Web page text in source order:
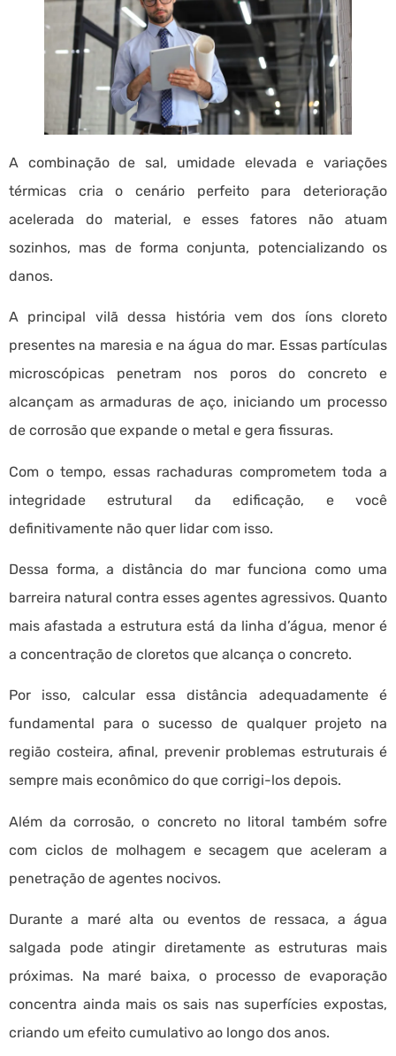
A combinação de sal, umidade elevada e variações
térmicas cria o cenário perfeito para deterioração
acelerada do material, e esses fatores não atuam
sozinhos, mas de forma conjunta, potencializando os
danos.
A principal vilã dessa história vem dos íons cloreto
presentes na maresia e na água do mar. Essas partículas
microscópicas penetram nos poros do concreto e
alcançam as armaduras de aço, iniciando um processo
de corrosão que expande o metal e gera fissuras.
Com o tempo, essas rachaduras comprometem toda a
integridade estrutural da edificação, e você
definitivamente não quer lidar com isso.
Dessa forma, a distância do mar funciona como uma
barreira natural contra esses agentes agressivos. Quanto
mais afastada a estrutura está da linha d’água, menor é
a concentração de cloretos que alcança o concreto.
Por isso, calcular essa distância adequadamente é
fundamental para o sucesso de qualquer projeto na
região costeira, afinal, prevenir problemas estruturais é
sempre mais econômico do que corrigi-los depois.
Além da corrosão, o concreto no litoral também sofre
com ciclos de molhagem e secagem que aceleram a
penetração de agentes nocivos.
Durante a maré alta ou eventos de ressaca, a água
salgada pode atingir diretamente as estruturas mais
próximas. Na maré baixa, o processo de evaporação
concentra ainda mais os sais nas superfícies expostas,
criando um efeito cumulativo ao longo dos anos.